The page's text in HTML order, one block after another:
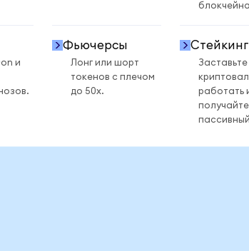
и
Фьючерсы
Лонг или шорт
токенов с плечом
до 50x.
Стейкинг
работать
получайте